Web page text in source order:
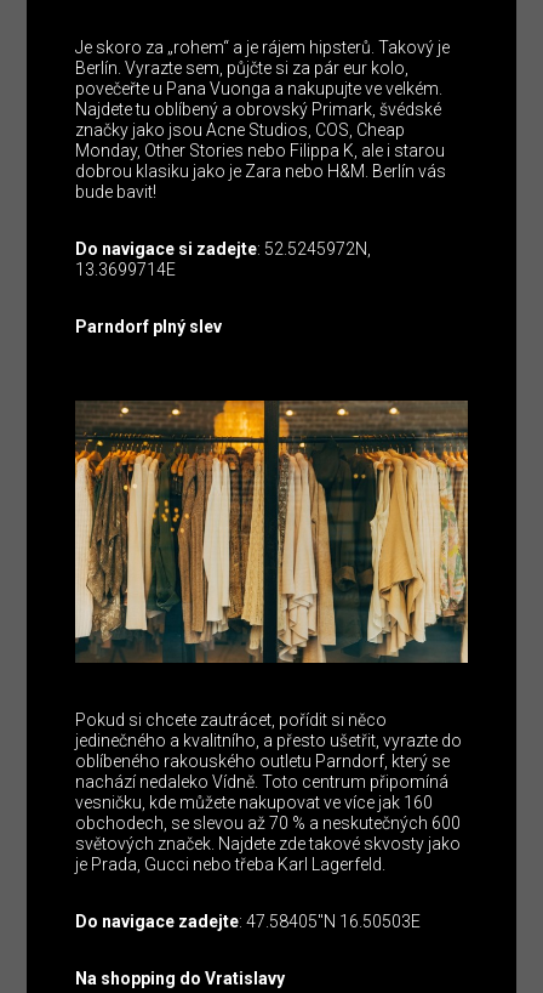
Je skoro za „rohem“ a je rájem hipsterů. Takový je
Berlín. Vyrazte sem, půjčte si za pár eur kolo,
povečeřte u Pana Vuonga a nakupujte ve velkém.
Najdete tu oblíbený a obrovský Primark, švédské
značky jako jsou Acne Studios, COS, Cheap
Monday, Other Stories nebo Filippa K, ale i starou
dobrou klasiku jako je Zara nebo H&M. Berlín vás
bude bavit!
Do navigace si zadejte: 52.5245972N,
13.3699714E
Parndorf plný slev
Pokud si chcete zautrácet, pořídit si něco
jedinečného a kvalitního, a přesto ušetřit, vyrazte do
oblíbeného rakouského outletu Parndorf, který se
nachází nedaleko Vídně. Toto centrum připomíná
vesničku, kde můžete nakupovat ve více jak 160
obchodech, se slevou až 70 % a neskutečných 600
světových značek. Najdete zde takové skvosty jako
je Prada, Gucci nebo třeba Karl Lagerfeld.
Do navigace zadejte: 47.58405″N 16.50503E
Na shopping do Vratislavy